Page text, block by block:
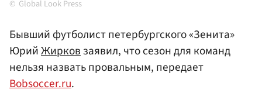
Global Look Press
Бывший футболист петербургского «Зенита»
ЮрийЖирковзаявил, что сезон для команд
нельзя назвать провальным, передает
Bobsoccer.ru.